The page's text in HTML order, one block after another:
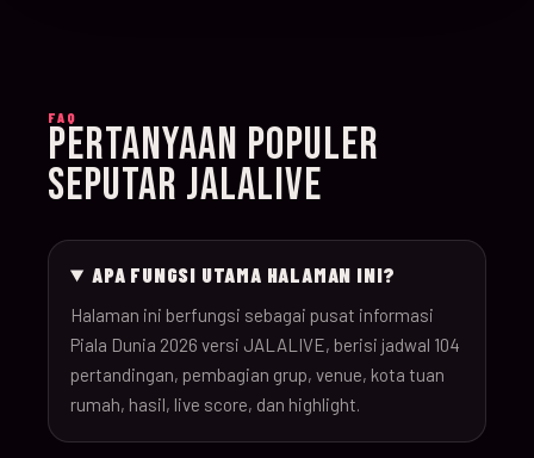
26
023
17-Jun-
12:00
17-Jun-
26
18-Jun-
26
12:00
FAQ
PERTANYAAN POPULER
SEPUTAR JALALIVE
APA FUNGSI UTAMA HALAMAN INI?
Halaman ini berfungsi sebagai pusat informasi
Piala Dunia 2026 versi JALALIVE, berisi jadwal 104
pertandingan, pembagian grup, venue, kota tuan
rumah, hasil, live score, dan highlight.